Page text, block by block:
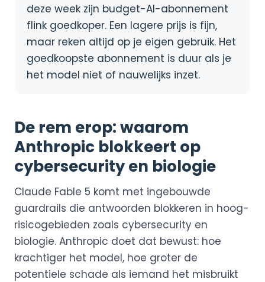
deze week zijn budget-AI-abonnement
flink goedkoper. Een lagere prijs is fijn,
maar reken altijd op je eigen gebruik. Het
goedkoopste abonnement is duur als je
het model niet of nauwelijks inzet.
De rem erop: waarom
Anthropic blokkeert op
cybersecurity en biologie
Claude Fable 5 komt met ingebouwde
guardrails die antwoorden blokkeren in hoog-
risicogebieden zoals cybersecurity en
biologie. Anthropic doet dat bewust: hoe
krachtiger het model, hoe groter de
potentiele schade als iemand het misbruikt